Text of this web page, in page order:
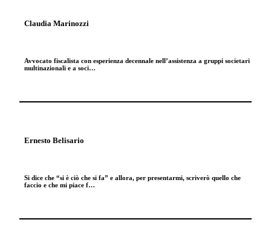
Claudia Marinozzi
Avvocato fiscalista con esperienza decennale nell’assistenza a gruppi societari
multinazionali e a soci…
Ernesto Belisario
Si dice che “si è ciò che si fa” e allora, per presentarmi, scriverò quello che
faccio e che mi piace f…